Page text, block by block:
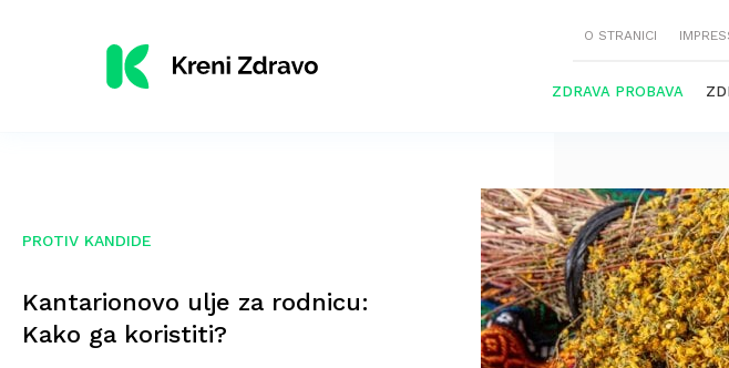
O STRANICI
ZDRAVA PROBAVA
PROTIV KANDIDE
Kantarionovo ulje za rodnicu:
Kako ga koristiti?